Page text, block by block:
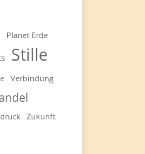
Planet Erde
Stille
Verbindung
Zukunft